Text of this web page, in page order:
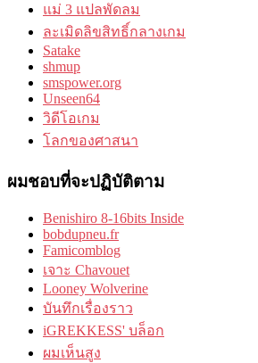
แม่ 3 แปลพัดลม
ละเมิดลิขสิทธิ์กลางเกม
Satake
shmup
smspower.org
Unseen64
วิดีโอเกม
โลกของศาสนา
ผมชอบที่จะปฏิบัติตาม
Benishiro 8-16bits Inside
bobdupneu.fr
Famicomblog
เจาะ Chavouet
Looney Wolverine
บันทึกเรื่องราว
iGREKKESS' บล็อก
ผมเห็นสูง